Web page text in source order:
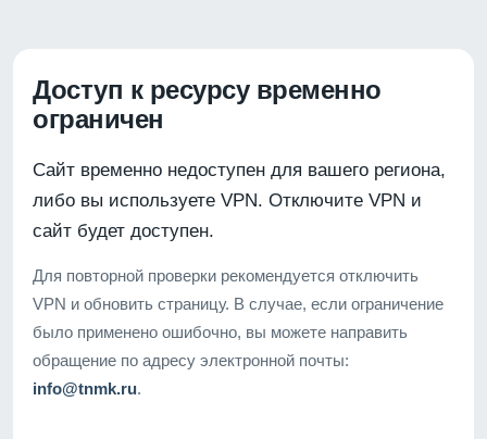
Доступ к ресурсу временно
ограничен
Сайт временно недоступен для вашего региона,
либо вы используете VPN. Отключите VPN и
сайт будет доступен.
Для повторной проверки рекомендуется отключить
VPN и обновить страницу. В случае, если ограничение
было применено ошибочно, вы можете направить
обращение по адресу электронной почты:
info@tnmk.ru.